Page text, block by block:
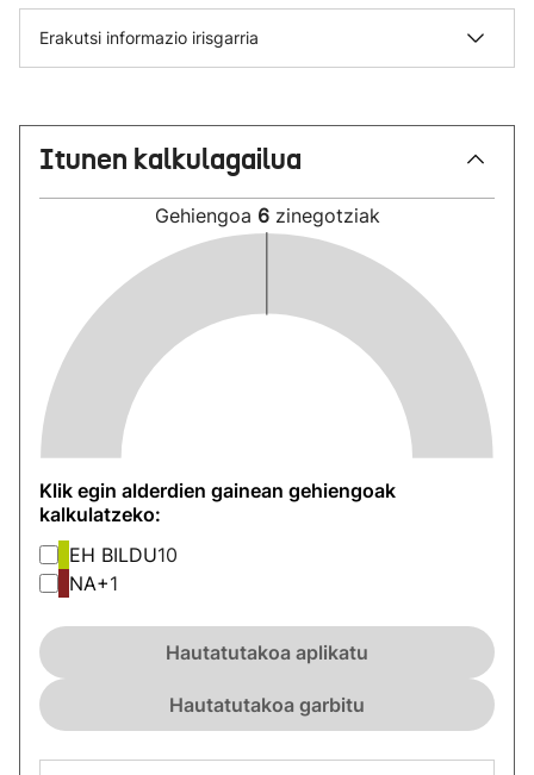
Erakutsi informazio irisgarria
Itunen kalkulagailua
Gehiengoa 6 zinegotziak
Klik egin alderdien gainean gehiengoak
kalkulatzeko:
EH BILDU10
NA+1
Hautatutakoa aplikatu
Hautatutakoa garbitu